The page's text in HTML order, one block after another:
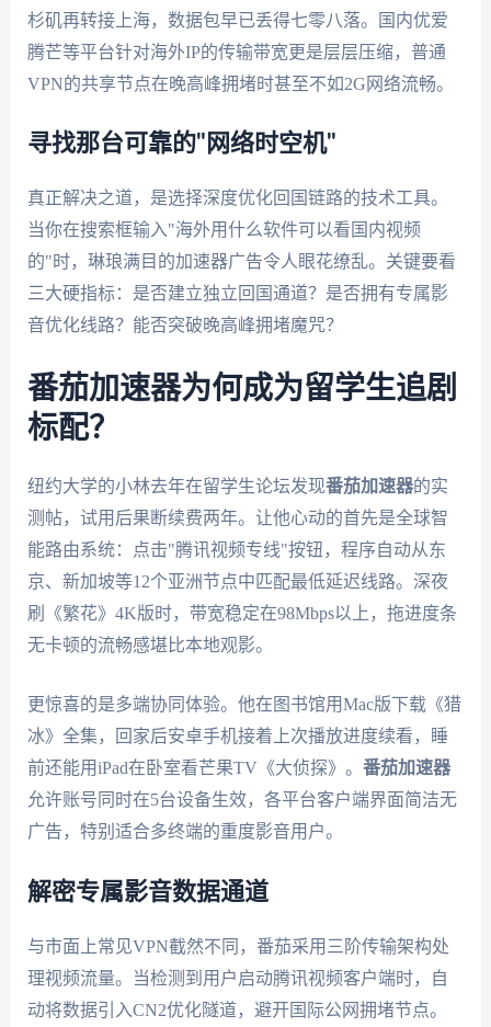
杉矶再转接上海，数据包早已丢得七零八落。国内优爱
腾芒等平台针对海外IP的传输带宽更是层层压缩，普通
VPN的共享节点在晚高峰拥堵时甚至不如2G网络流畅。
寻找那台可靠的"网络时空机"
真正解决之道，是选择深度优化回国链路的技术工具。
当你在搜索框输入"海外用什么软件可以看国内视频
的"时，琳琅满目的加速器广告令人眼花缭乱。关键要看
三大硬指标：是否建立独立回国通道？是否拥有专属影
音优化线路？能否突破晚高峰拥堵魔咒？
番茄加速器为何成为留学生追剧
标配？
纽约大学的小林去年在留学生论坛发现番茄加速器的实
测帖，试用后果断续费两年。让他心动的首先是全球智
能路由系统：点击"腾讯视频专线"按钮，程序自动从东
京、新加坡等12个亚洲节点中匹配最低延迟线路。深夜
刷《繁花》4K版时，带宽稳定在98Mbps以上，拖进度条
无卡顿的流畅感堪比本地观影。
更惊喜的是多端协同体验。他在图书馆用Mac版下载《猎
冰》全集，回家后安卓手机接着上次播放进度续看，睡
前还能用iPad在卧室看芒果TV《大侦探》。 番茄加速器
允许账号同时在5台设备生效，各平台客户端界面简洁无
广告，特别适合多终端的重度影音用户。
解密专属影音数据通道
与市面上常见VPN截然不同，番茄采用三阶传输架构处
理视频流量。当检测到用户启动腾讯视频客户端时，自
动将数据引入CN2优化隧道，避开国际公网拥堵节点。